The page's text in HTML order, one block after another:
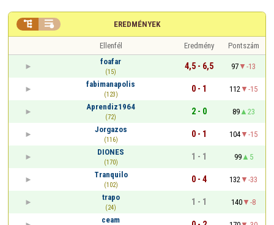
EREDMÉNYEK
 
Ellenfél Eredmény
Pontszám
foafar
(15)
4,5 - 6,5 97
-13
fabimanapolis
(123)
0 - 1 112
-15
Aprendiz1964
(72)
2 - 0 89
23
Jorgazos
(116)
0 - 1 104
-15
DIONES
(170)
1 - 1 99
5
Tranquilo
(102)
0 - 4 132
-33
trapo
(24)
1 - 1 140
-8
ceam